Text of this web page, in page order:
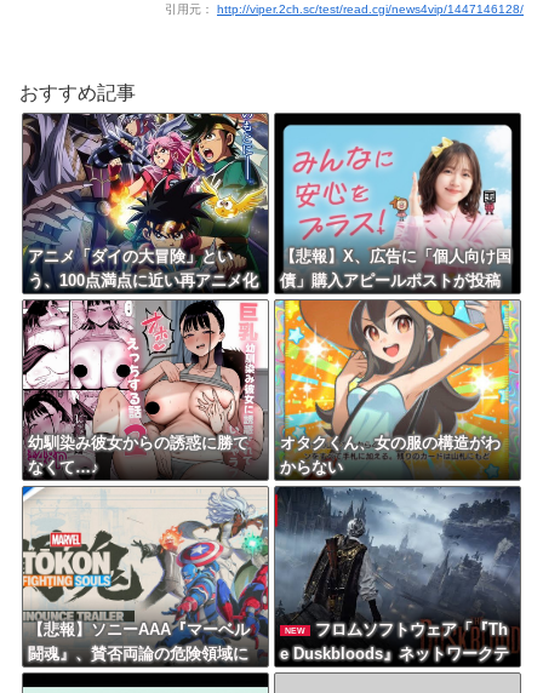
引用元： http://viper.2ch.sc/test/read.cgi/news4vip/1447146128/
おすすめ記事
アニメ「ダイの大冒険」とい
う、100点満点に近い再アニメ化
作品ｗｗｗｗ
【悲報】X、広告に「個人向け国
債」購入アピールポストが投稿
され始める。税金そんな事に使
ってるから誰も買わんのではｗ
ｗｗｗ
幼馴染み彼女からの誘惑に勝て
なくて…♪
オタクくん、女の服の構造がわ
からない
【悲報】ソニーAAA『マーベル
闘魂』、賛否両論の危険領域に
ｗｗｗｗｗｗ
NEW
フロムソフトウェア「『Th
e Duskbloods』ネットワークテ
ストに沢山のご応募をいただき